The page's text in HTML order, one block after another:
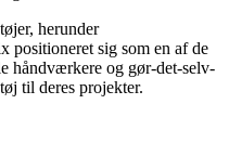
herunder
positioneret sig som en af de
håndværkere og gør-det-selv-
til deres projekter.